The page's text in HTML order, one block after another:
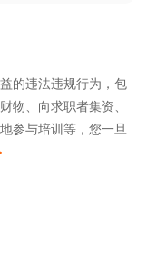
的违法违规行为，包
物、向求职者集资、
参与培训等，您一旦